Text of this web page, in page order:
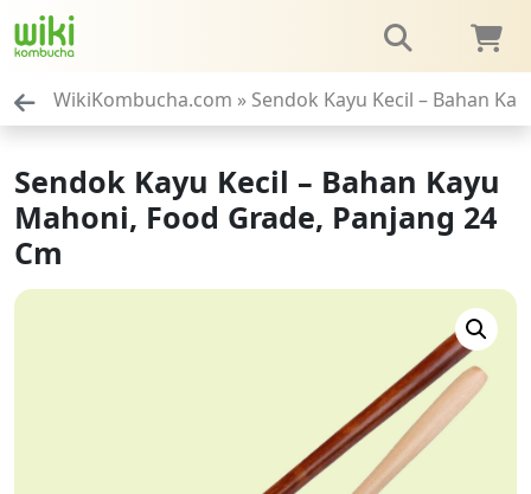
WikiKombucha.com » Sendok Kayu Kecil – Bahan
Sendok Kayu Kecil – Bahan Kayu
Mahoni, Food Grade, Panjang 24
Cm